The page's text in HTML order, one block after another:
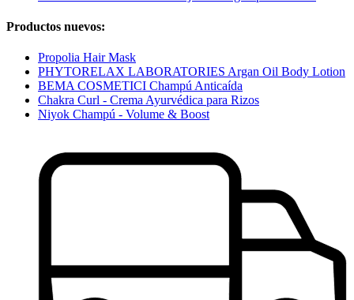
Productos nuevos:
Propolia Hair Mask
PHYTORELAX LABORATORIES Argan Oil Body Lotion
BEMA COSMETICI Champú Anticaída
Chakra Curl - Crema Ayurvédica para Rizos
Niyok Champú - Volume & Boost